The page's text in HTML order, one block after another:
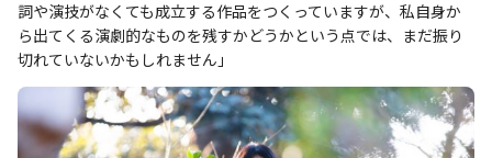
詞や演技がなくても成立する作品をつくっていますが、私自身か
ら出てくる演劇的なものを残すかどうかという点では、まだ振り
切れていないかもしれません」